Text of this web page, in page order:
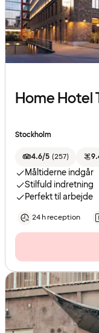
Home Hotel
Stockholm
4.6/5 (257)
Måltiderne indgår
Stilfuld indretning
Perfekt til arbejde
24 h reception